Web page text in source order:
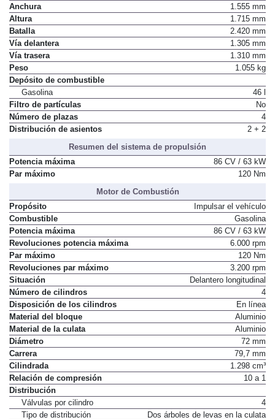
Anchura
1.555 mm
Altura
1.715 mm
Batalla
2.420 mm
Vía delantera
1.305 mm
Vía trasera
1.310 mm
Peso
1.055 kg
Depósito de combustible
Gasolina
46 l
Filtro de partículas
No
Número de plazas
4
Distribución de asientos
2 + 2
Resumen del sistema de propulsión
Potencia máxima
86 CV / 63 kW
Par máximo
120 Nm
Motor de Combustión
Propósito
Impulsar el vehículo
Combustible
Gasolina
Potencia máxima
86 CV / 63 kW
Revoluciones potencia máxima
6.000 rpm
Par máximo
120 Nm
Revoluciones par máximo
3.200 rpm
Situación
Delantero longitudinal
Número de cilindros
4
Disposición de los cilindros
En línea
Material del bloque
Aluminio
Material de la culata
Aluminio
Diámetro
72 mm
Carrera
79,7 mm
Cilindrada
1.298 cm³
Relación de compresión
10 a 1
Distribución
Válvulas por cilindro
4
Tipo de distribución
Dos árboles de levas en la culata